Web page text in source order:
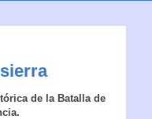
de la Batalla de